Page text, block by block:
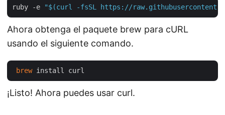
ruby -e "$(curl -fsSL https://
Ahora obtenga el paquete brew para cURL
usando el siguiente comando.
brew
¡Listo! Ahora puedes usar curl.